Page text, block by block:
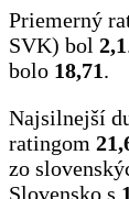
Priemerný
SVK) bol 2,1
bolo 18,71.
Najsilnejší
ratingom
zo
Slovensko s